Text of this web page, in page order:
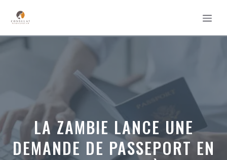
contenu
LA ZAMBIE LANCE UNE
DEMANDE DE PASSEPORT EN